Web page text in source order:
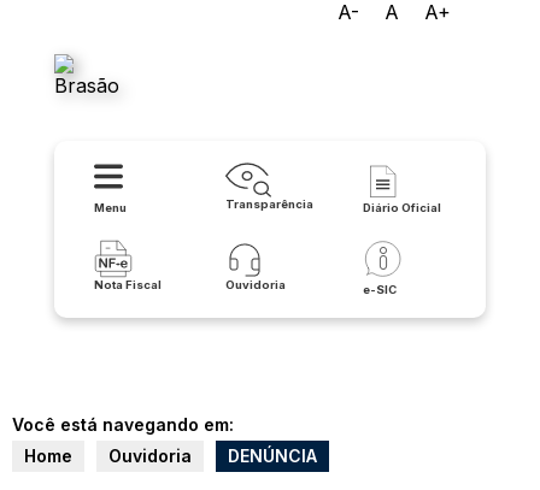
A- A A+
Menu Transparência Diário Oficial
Nota Fiscal Ouvidoria e-SIC
Você está navegando em:
Home
Ouvidoria DENÚNCIA